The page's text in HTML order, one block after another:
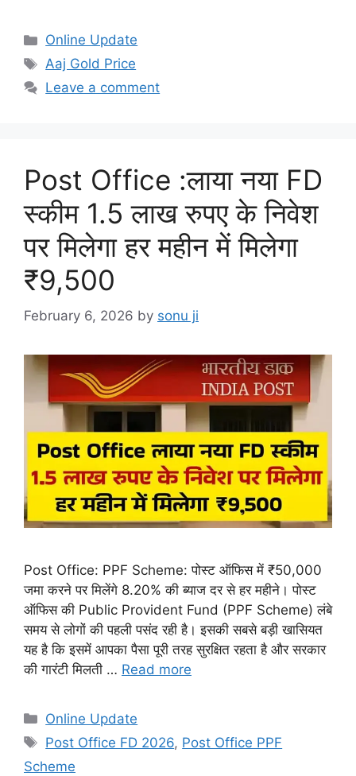
Categories
Online Update
Tags
Aaj Gold Price
Leave a comment
Post Office :लाया नया FD
स्कीम 1.5 लाख रुपए के निवेश
पर मिलेगा हर महीन में मिलेगा
₹9,500
February 6, 2026 by sonu ji
Post Office: PPF Scheme: पोस्ट ऑफिस में ₹50,000
जमा करने पर मिलेंगे 8.20% की ब्याज दर से हर महीने। पोस्ट
ऑफिस की Public Provident Fund (PPF Scheme) लंबे
समय से लोगों की पहली पसंद रही है। इसकी सबसे बड़ी खासियत
यह है कि इसमें आपका पैसा पूरी तरह सुरक्षित रहता है और सरकार
की गारंटी मिलती … Read more
Categories
Online Update
Tags
Post Office FD 2026, Post Office PPF
Scheme